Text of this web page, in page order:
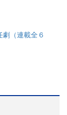
劇（連載全６